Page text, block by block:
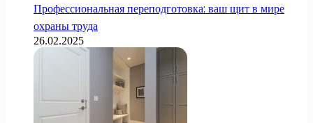
Профессиональная переподготовка: ваш щит в мире
охраны труда
26.02.2025